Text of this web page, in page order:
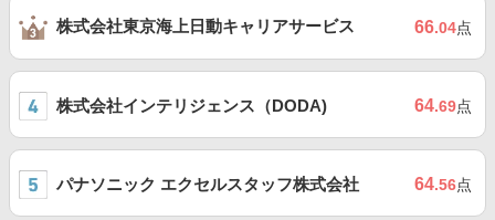
株式会社東京海上日動キャリアサービス 66.04点
株式会社インテリジェンス（DODA) 64.69点
パナソニック エクセルスタッフ株式会社 64.56点